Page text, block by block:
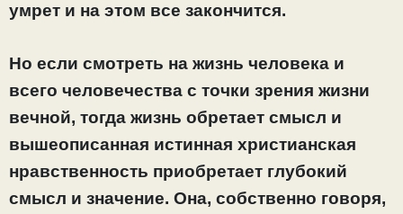
умрет и на этом все закончится.
Но если смотреть на жизнь человека и
всего человечества с точки зрения жизни
вечной, тогда жизнь обретает смысл и
вышеописанная истинная христианская
нравственность приобретает глубокий
смысл и значение. Она, собственно говоря,